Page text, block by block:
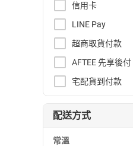
信用卡
LINE Pay
超商取貨付款
AFTEE 先享後付
宅配貨到付款
配送方式
常溫